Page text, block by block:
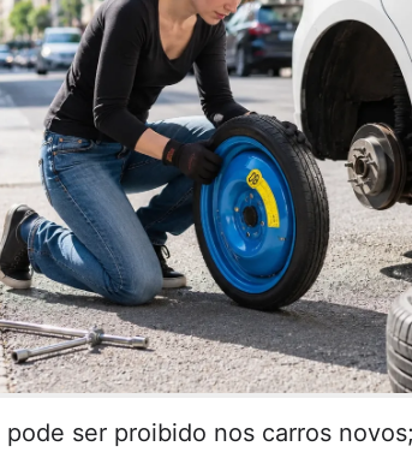
pode ser proibido nos carros